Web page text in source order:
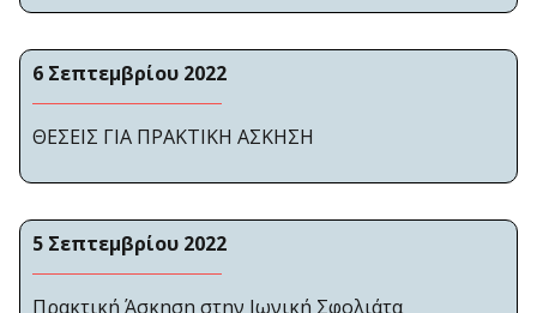
6 Σεπτεμβρίου 2022
ΘΕΣΕΙΣ ΓΙΑ ΠΡΑΚΤΙΚΗ ΑΣΚΗΣΗ
5 Σεπτεμβρίου 2022
Πρακτική Άσκηση στην Ιωνική Σφολιάτα